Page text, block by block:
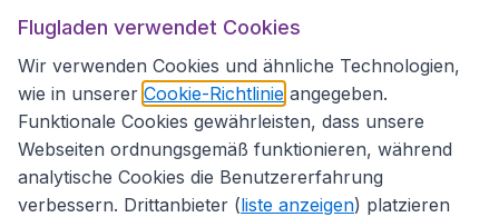
Folgen Sie uns:
Flugladen verwendet Cookies
Wir verwenden Cookies und ähnliche Technologien,
wie in unserer Cookie-Richtlinie angegeben.
Funktionale Cookies gewährleisten, dass unsere
Webseiten ordnungsgemäß funktionieren, während
analytische Cookies die Benutzererfahrung
verbessern. Drittanbieter (liste anzeigen) platzieren